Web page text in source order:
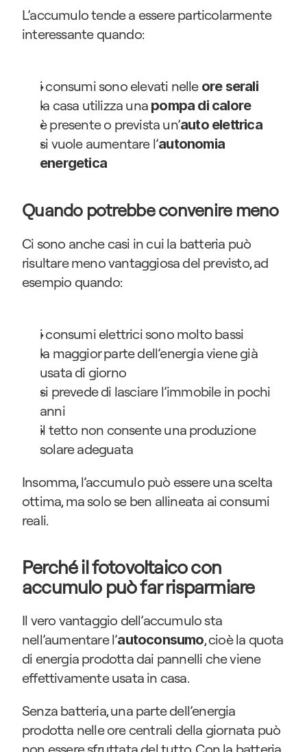
L’accumulo tende a essere particolarmente
interessante quando:
i consumi sono elevati nelle ore serali
la casa utilizza una pompa di calore
è presente o prevista un’auto elettrica
si vuole aumentare l’autonomia
energetica
Quando potrebbe convenire meno
Ci sono anche casi in cui la batteria può
risultare meno vantaggiosa del previsto, ad
esempio quando:
i consumi elettrici sono molto bassi
la maggior parte dell’energia viene già
usata di giorno
si prevede di lasciare l’immobile in pochi
anni
il tetto non consente una produzione
solare adeguata
Insomma, l’accumulo può essere una scelta
ottima, ma solo se ben allineata ai consumi
reali.
Perché il fotovoltaico con
accumulo può far risparmiare
Il vero vantaggio dell’accumulo sta
nell’aumentare l’autoconsumo, cioè la quota
di energia prodotta dai pannelli che viene
effettivamente usata in casa.
Senza batteria, una parte dell’energia
prodotta nelle ore centrali della giornata può